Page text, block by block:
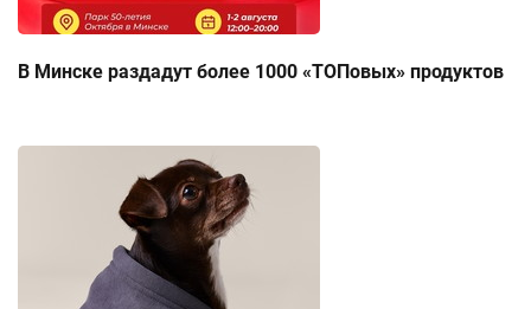
В Минске раздадут более 1000 «ТОПовых» продуктов